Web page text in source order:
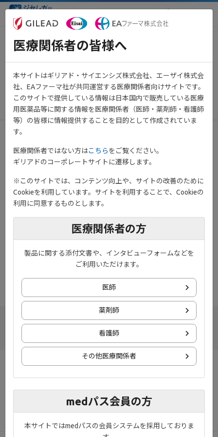
医療関係者向け情報サイト
【重要】システムメンテナンス
のお知らせ（3月21日 21:00～
23:00予定）
2024年3月14日 その他
システムメンテナンスのため、下記日程にてサービス停止を予定
みなさまにはご不便おかけいたしますが、何卒ご理解いただきま
メンテナンス日時：
2024年3月21日(木) 21:00 ～ 23:00 予定
ませ。
※メンテナンス時間帯は、ページが正しく表示されない場合がご
ざいます。
お知らせ プライバシーポリシー
ご利用規約 お問い合わせ
サイトマップ
医療関係者の皆様へ
本サイトはギリアド・サイエンシズ株式会社、エーザイ株式会
社、EAファーマ社が共同運営する医療関係者向けサイトです。
このサイトで提供している情報は日本国内で販売している医療
用医薬品等に関する情報を医療関係者（医師・薬剤師・看護師
等）の皆様に情報提供することを目的として作成されていま
す。
医療関係者ではない方はこちらをご覧ください。
ギリアドのコーポレートサイトに遷移します。
※このサイトでは、コンテンツ向上や、サイトの改善のために
Cookieを利用しています。サイトを利用することで、Cookieの
利用に同意するものとします。
医療関係者の方
製品に関する添付文書や、インタビューフォームなどを
ご利用いただけます。
医師
薬剤師
看護師
その他医療関係者
medパス会員の方
本サイトではmedパスの会員システムを採用しておりま